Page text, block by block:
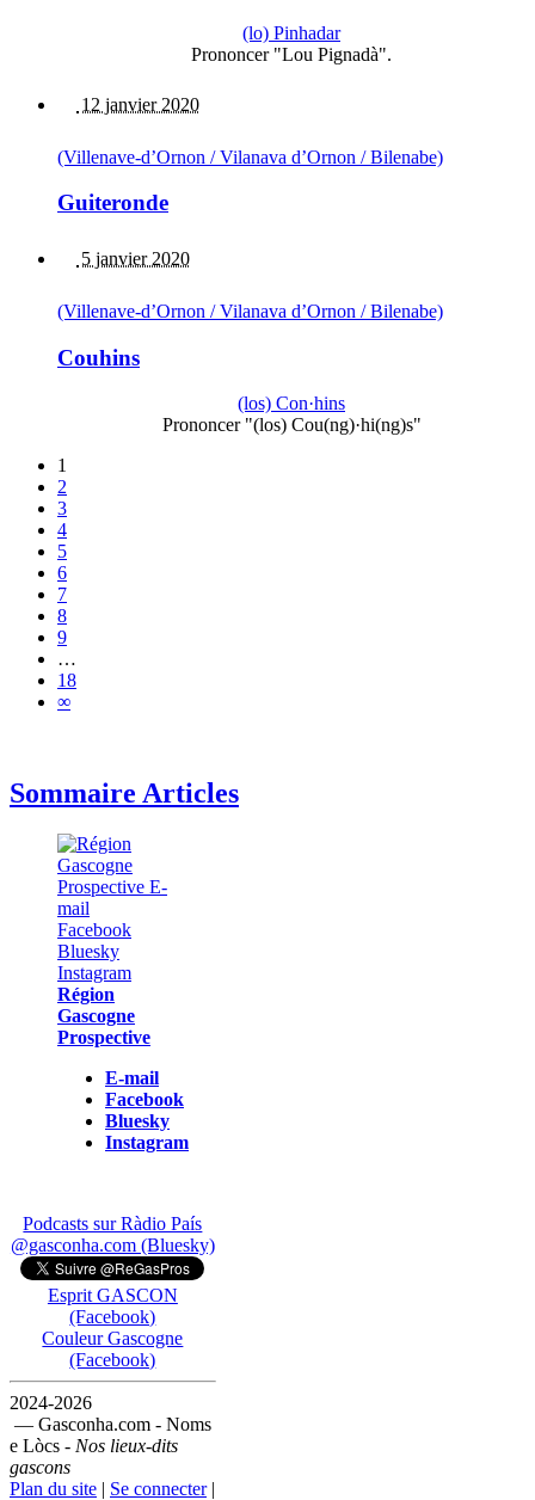
(lo) Pinhadar
Prononcer "Lou Pignadà".
12 janvier 2020
(Villenave-d’Ornon / Vilanava d’Ornon / Bilenabe)
Guiteronde
5 janvier 2020
(Villenave-d’Ornon / Vilanava d’Ornon / Bilenabe)
Couhins
(los) Con·hins
Prononcer "(los) Cou(ng)·hi(ng)s"
1
2
3
4
5
6
7
8
9
…
18
∞
Sommaire Articles
Région
Gascogne
Prospective
E-mail
Facebook
Bluesky
Instagram
Podcasts sur Ràdio País
@gasconha.com (Bluesky)
Esprit GASCON
(Facebook)
Couleur Gascogne
(Facebook)
2024-2026
— Gasconha.com - Noms
e Lòcs - Nos lieux-dits
gascons
Plan du site | Se connecter|